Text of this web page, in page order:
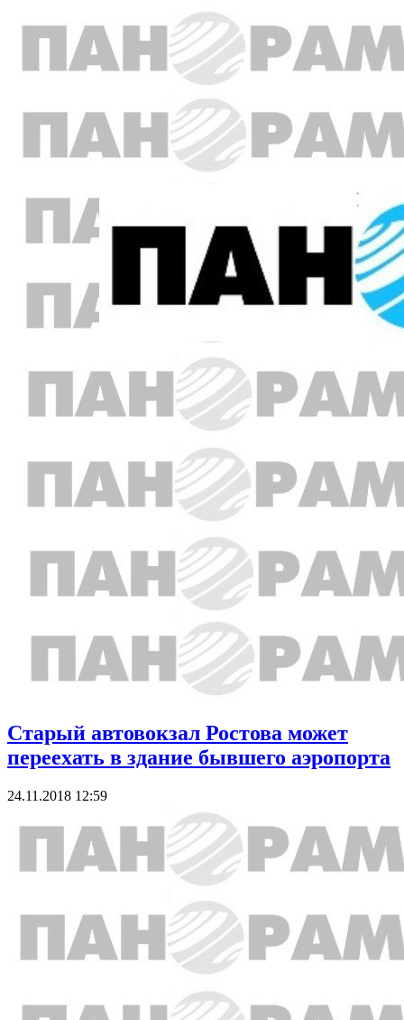
Старый автовокзал Ростова может
переехать в здание бывшего аэропорта
24.11.2018 12:59